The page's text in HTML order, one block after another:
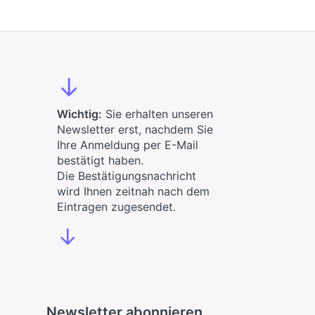
↓
Wichtig: Sie erhalten unseren
Newsletter erst, nachdem Sie
Ihre Anmeldung per E-Mail
bestätigt haben.
Die Bestätigungsnachricht
wird Ihnen zeitnah nach dem
Eintragen zugesendet.
↓